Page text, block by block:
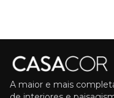
A maior e mais